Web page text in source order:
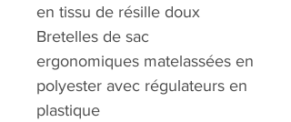
en tissu de résille doux
Bretelles de sac
ergonomiques matelassées en
polyester avec régulateurs en
plastique